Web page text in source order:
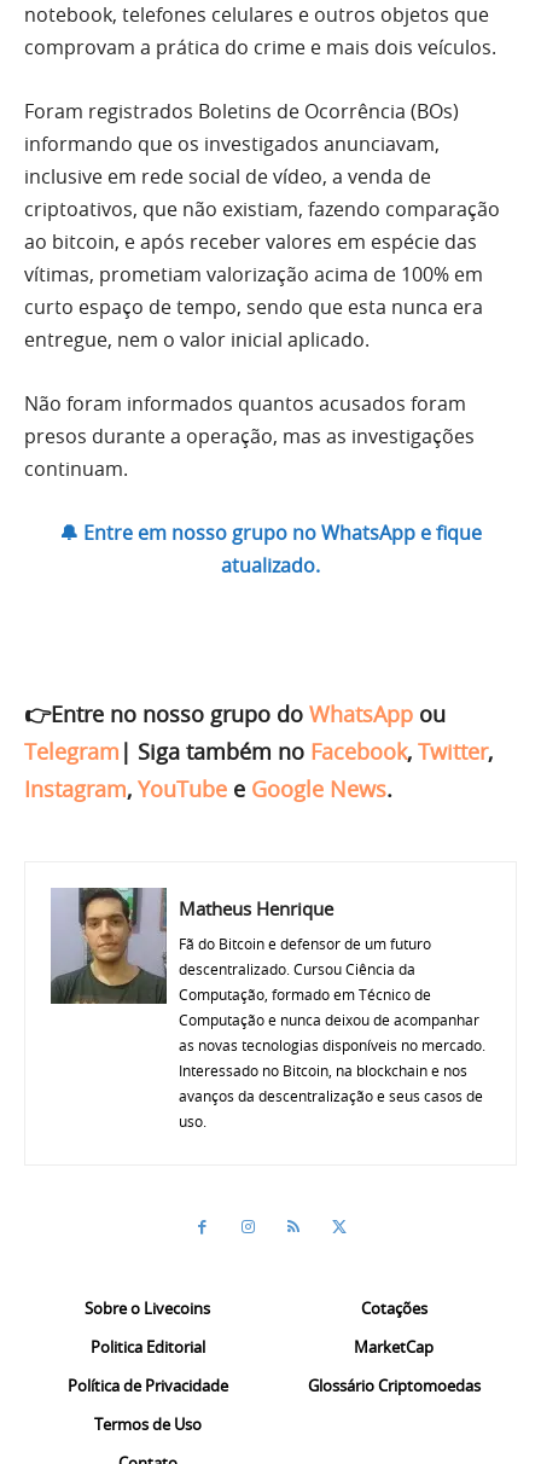
notebook, telefones celulares e outros objetos que
comprovam a prática do crime e mais dois veículos.
Foram registrados Boletins de Ocorrência (BOs)
informando que os investigados anunciavam,
inclusive em rede social de vídeo, a venda de
criptoativos, que não existiam, fazendo comparação
ao bitcoin, e após receber valores em espécie das
vítimas, prometiam valorização acima de 100% em
curto espaço de tempo, sendo que esta nunca era
entregue, nem o valor inicial aplicado.
Não foram informados quantos acusados foram
presos durante a operação, mas as investigações
continuam.
🔔 Entre em nosso grupo no WhatsApp e fique
atualizado.
👉Entre no nosso grupo do WhatsApp ou
Telegram | Siga também no Facebook, Twitter,
Instagram, YouTube e Google News.
Matheus Henrique
Fã do Bitcoin e defensor de um futuro
descentralizado. Cursou Ciência da
Computação, formado em Técnico de
Computação e nunca deixou de acompanhar
as novas tecnologias disponíveis no mercado.
Interessado no Bitcoin, na blockchain e nos
avanços da descentralização e seus casos de
uso.
Sobre o Livecoins
Politica Editorial
Política de Privacidade
Termos de Uso
Cotações
MarketCap
Glossário Criptomoedas